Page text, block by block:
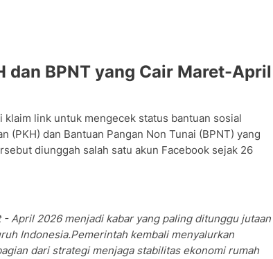
dan BPNT yang Cair Maret-April
klaim link untuk mengecek status bantuan sosial
(PKH) dan Bantuan Pangan Non Tunai (BPNT) yang
diunggah salah satu akun Facebook sejak 26
- April 2026 menjadi kabar yang paling ditunggu jutaan
Indonesia.Pemerintah kembali menyalurkan
dari strategi menjaga stabilitas ekonomi rumah